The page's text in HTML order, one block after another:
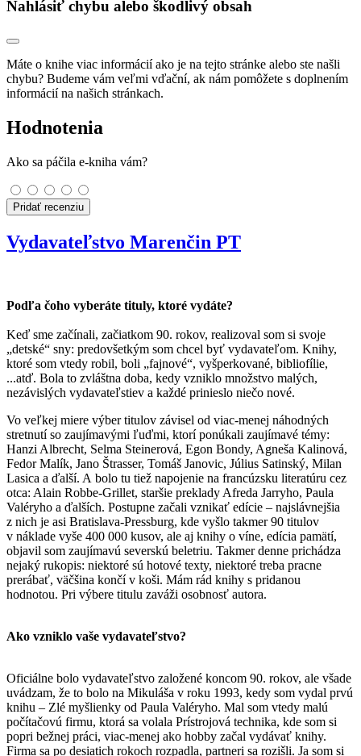
Nahlásiť chybu alebo škodlivý obsah
Máte o knihe viac informácií ako je na tejto stránke alebo ste našli
chybu? Budeme vám veľmi vďační, ak nám pomôžete s doplnením
informácií na našich stránkach.
Hodnotenia
Ako sa páčila e-kniha vám?
Pridať recenziu
Vydavateľstvo Marenčin PT
Podľa čoho vyberáte tituly, ktoré vydáte?
Keď sme začínali, začiatkom 90. rokov, realizoval som si svoje
„detské“ sny: predovšetkým som chcel byť vydavateľom. Knihy,
ktoré som vtedy robil, boli „fajnové“, vyšperkované, bibliofílie,
...atď. Bola to zvláštna doba, kedy vzniklo množstvo malých,
nezávislých vydavateľstiev a každé prinieslo niečo nové.
Vo veľkej miere výber titulov závisel od viac-menej náhodných
stretnutí so zaujímavými ľuďmi, ktorí ponúkali zaujímavé témy:
Hanzi Albrecht, Selma Steinerová, Egon Bondy, Agneša Kalinová,
Fedor Malík, Jano Štrasser, Tomáš Janovic, Július Satinský, Milan
Lasica a ďalší. A bolo tu tiež napojenie na francúzsku literatúru cez
otca: Alain Robbe-Grillet, staršie preklady Afreda Jarryho, Paula
Valéryho a ďalších. Postupne začali vznikať edície – najslávnejšia
z nich je asi Bratislava-Pressburg, kde vyšlo takmer 90 titulov
v náklade vyše 400 000 kusov, ale aj knihy o víne, edícia pamätí,
objavil som zaujímavú severskú beletriu. Takmer denne prichádza
nejaký rukopis: niektoré sú hotové texty, niektoré treba pracne
prerábať, väčšina končí v koši. Mám rád knihy s pridanou
hodnotou. Pri výbere titulu zaváži osobnosť autora.
Ako vzniklo vaše vydavateľstvo?
Oficiálne bolo vydavateľstvo založené koncom 90. rokov, ale všade
uvádzam, že to bolo na Mikuláša v roku 1993, kedy som vydal prvú
knihu – Zlé myšlienky od Paula Valéryho. Mal som vtedy malú
počítačovú firmu, ktorá sa volala Prístrojová technika, kde som si
popri bežnej práci, viac-menej ako hobby začal vydávať knihy.
Firma sa po desiatich rokoch rozpadla, partneri sa rozišli. Ja som si